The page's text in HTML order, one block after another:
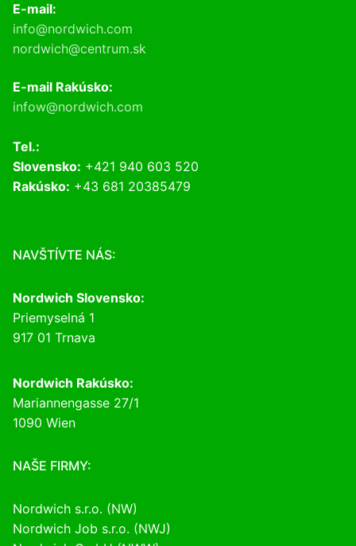
E-mail:
info@nordwich.com
nordwich@centrum.sk
E-mail Rakúsko:
infow@nordwich.com
Tel.:
Slovensko: +421 940 603 520
Rakúsko: +43 681 20385479
NAVŠTÍVTE NÁS:
Nordwich Slovensko:
Priemyselná 1
917 01 Trnava
Nordwich Rakúsko:
Mariannengasse 27/1
1090 Wien
NAŠE FIRMY:
Nordwich s.r.o. (NW)
Nordwich Job s.r.o. (NWJ)